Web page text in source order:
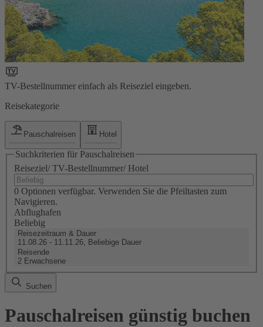
TV-Bestellnummer einfach als Reiseziel eingeben.
Reisekategorie
Pauschalreisen Hotel
Suchkriterien für Pauschalreisen
Reiseziel/ TV-Bestellnummer/ Hotel
0 Optionen verfügbar. Verwenden Sie die Pfeiltasten zum
Navigieren.
Abflughafen
Beliebig
Reisezeitraum & Dauer
11.08.26 - 11.11.26, Beliebige Dauer
Reisende
2 Erwachsene
Suchen
Pauschalreisen günstig buchen